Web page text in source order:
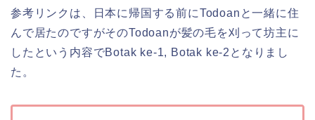
参考リンクは、日本に帰国する前にTodoanと一緒に住
んで居たのですがそのTodoanが髪の毛を刈って坊主に
したという内容でBotak ke-1, Botak ke-2となりまし
た。